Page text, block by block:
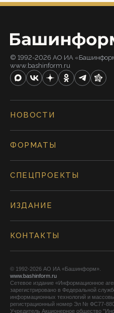
© 1992-2026 АО ИА
www.bashinform.ru
НОВОСТИ
ФОРМАТЫ
СПЕЦПРОЕКТЫ
ИЗДАНИЕ
КОНТАКТЫ
© 1992-2026 АО ИА «Башинформ».
www.bashinform.ru
Сетевое издание «Информационное
зарегистрировано в Федеральной
информационных технологий и
регистрационный номер Эл № ФС77-
Учредитель Акционерное общество